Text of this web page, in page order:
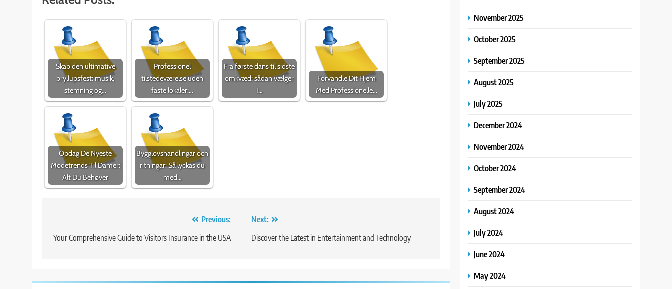
Skab den ultimative
bryllupsfest: musik,
stemning og…
Professionel
tilstedeværelse uden
faste lokaler:…
Fra første dans til sidste
omkvæd: sådan vælger
I…
Forvandle Dit Hjem
Med Professionelle…
Opdag De Nyeste
Modetrends Til Damer:
Alt Du Behøver
Bygglovshandlingar och
ritningar: Så lyckas du
med…
navigation
Previous:
Your Comprehensive Guide to Visitors Insurance in the USA
Next:
Discover the Latest in Entertainment and Technology
November 2025
October 2025
September 2025
August 2025
July 2025
December 2024
November 2024
October 2024
September 2024
August 2024
July 2024
June 2024
May 2024